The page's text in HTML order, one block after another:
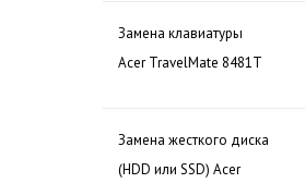
Замена клавиатуры
Acer TravelMate 8481T
Замена жесткого диска
(HDD или SSD) Acer